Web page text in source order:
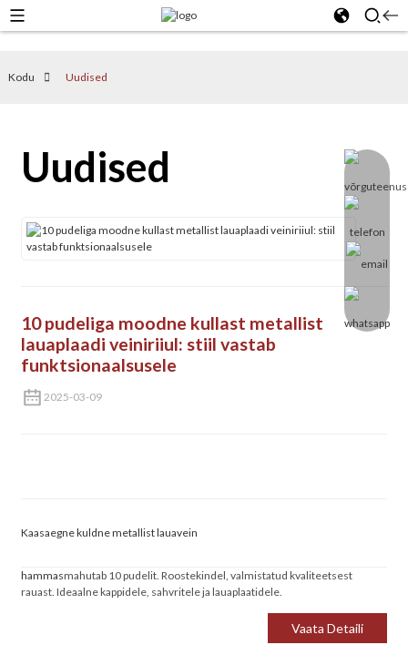
Kodu Uudised
Uudised
10 pudeliga moodne kullast metallist
lauaplaadi veiniriiul: stiil vastab
funktsionaalsusele
2025-03-09
Kaasaegne kuldne metallist lauavein
hammasmahutab 10 pudelit. Roostekindel, valmistatud kvaliteetsest
rauast. Ideaalne kappidele, sahvritele ja lauaplaatidele.
Vaata Detaili